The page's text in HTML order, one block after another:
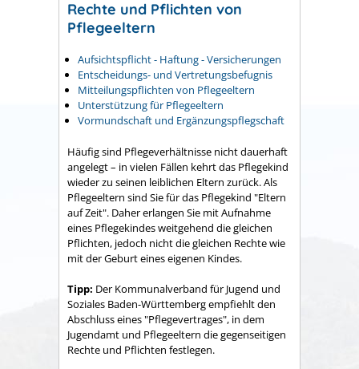
Rechte und Pflichten von
Pflegeeltern
Aufsichtspflicht - Haftung - Versicherungen
Entscheidungs- und Vertretungsbefugnis
Mitteilungspflichten von Pflegeeltern
Unterstützung für Pflegeeltern
Vormundschaft und Ergänzungspflegschaft
Häufig sind Pflegeverhältnisse nicht dauerhaft
angelegt – in vielen Fällen kehrt das Pflegekind
wieder zu seinen leiblichen Eltern zurück. Als
Pflegeeltern sind Sie für das Pflegekind "Eltern
auf Zeit". Daher erlangen Sie mit Aufnahme
eines Pflegekindes weitgehend die gleichen
Pflichten, jedoch nicht die gleichen Rechte wie
mit der Geburt eines eigenen Kindes.
Tipp: Der Kommunalverband für Jugend und
Soziales Baden-Württemberg empfiehlt den
Abschluss eines "Pflegevertrages", in dem
Jugendamt und Pflegeeltern die gegenseitigen
Rechte und Pflichten festlegen.